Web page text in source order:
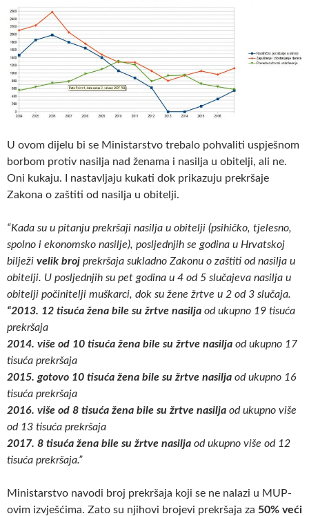
U ovom dijelu bi se Ministarstvo trebalo pohvaliti uspješnom
borbom protiv nasilja nad ženama i nasilja u obitelji, ali ne.
Oni kukaju. I nastavljaju kukati dok prikazuju prekršaje
Zakona o zaštiti od nasilja u obitelji.
“Kada su u pitanju prekršaji nasilja u obitelji (psihičko, tjelesno,
spolno i ekonomsko nasilje), posljednjih se godina u Hrvatskoj
bilježi velik broj prekršaja sukladno Zakonu o zaštiti od nasilja u
obitelji. U posljednjih su pet godina u 4 od 5 slučajeva nasilja u
obitelji počinitelji muškarci, dok su žene žrtve u 2 od 3 slučaja.
“2013. 12 tisuća žena bile su žrtve nasilja od ukupno 19 tisuća
prekršaja
2014. više od 10 tisuća žena bile su žrtve nasilja od ukupno 17
tisuća prekršaja
2015. gotovo 10 tisuća žena bile su žrtve nasilja od ukupno 16
tisuća prekršaja
2016. više od 8 tisuća žena bile su žrtve nasilja od ukupno više
od 13 tisuća prekršaja
2017. 8 tisuća žena bile su žrtve nasilja od ukupno više od 12
tisuća prekršaja.”
Ministarstvo navodi broj prekršaja koji se ne nalazi u MUP-
ovim izvješćima. Zato su njihovi brojevi prekršaja za 50% veći